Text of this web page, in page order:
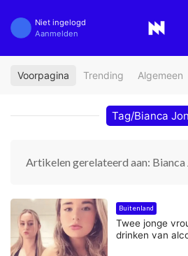
Niet ingelogd
Aanmelden
Voorpagina Trending Algemeen
Tag/Bianca
Artikelen gerelateerd aan: Bianca
Buitenland
Twee jonge
drinken van